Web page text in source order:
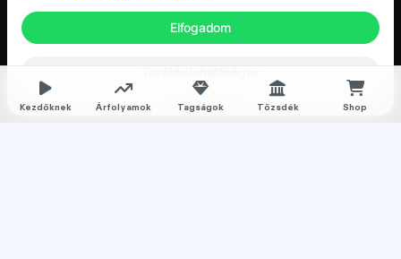
Kezdőknek Árfolyamok Tagságok Tőzsdék Shop
Elfogadom
Oldalak
Árfolyamok
Rólunk